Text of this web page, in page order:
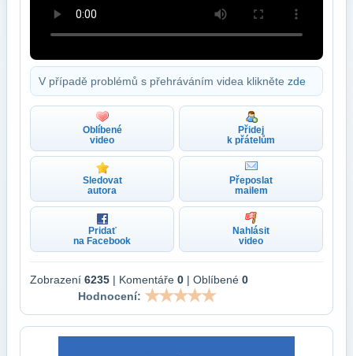
V případě problémů s přehráváním videa klikněte zde
Oblíbené
video
Přidej
k přátelům
Sledovat
autora
Přeposlat
mailem
Pridať
na Facebook
Nahlásit
video
Zobrazení 6235 | Komentáře 0 | Oblíbené 0
Hodnocení: